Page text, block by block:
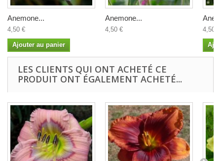
Anemone...
4,50 €
Ajouter au panier
Anemone...
4,50 € 4,50 €
LES CLIENTS QUI ONT ACHETÉ CE
PRODUIT ONT ÉGALEMENT ACHETÉ...